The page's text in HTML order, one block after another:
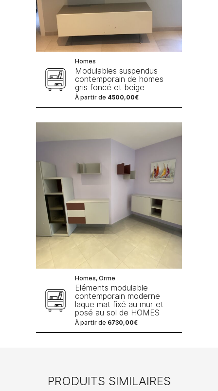
Homes
Modulables suspendus
contemporain de homes
gris foncé et beige
À partir de 4500,00€
Homes, Orme
Eléments modulable
contemporain moderne
laque mat fixé au mur et
posé au sol de HOMES
À partir de 6730,00€
PRODUITS SIMILAIRES